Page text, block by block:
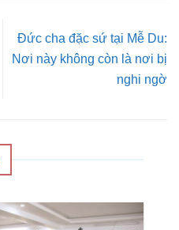
Đức cha đặc sứ tại Mễ Du:
Nơi này không còn là nơi bị
nghi ngờ